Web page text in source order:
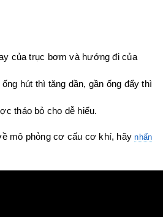
hút thì tăng dần, gần ống đẩy thì
tháo bỏ cho dễ hiểu.
mô phỏng cơ cấu cơ khí, hãynhấn